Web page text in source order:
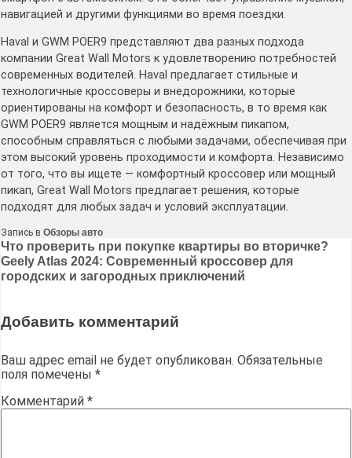
навигацией и другими функциями во время поездки.
Haval и GWM POER9 представляют два разных подхода
компании Great Wall Motors к удовлетворению потребностей
современных водителей. Haval предлагает стильные и
технологичные кроссоверы и внедорожники, которые
ориентированы на комфорт и безопасность, в то время как
GWM POER9 является мощным и надёжным пикапом,
способным справляться с любыми задачами, обеспечивая при
этом высокий уровень проходимости и комфорта. Независимо
от того, что вы ищете — комфортный кроссовер или мощный
пикап, Great Wall Motors предлагает решения, которые
подходят для любых задач и условий эксплуатации.
Запись в Обзоры авто
Навигация
по
Что проверить при покупке квартиры во вторичке?
Geely Atlas 2024: Современный кроссовер для
городских и загородных приключений
Добавить комментарий
Ваш адрес email не будет опубликован. Обязательные
поля помечены *
Комментарий *